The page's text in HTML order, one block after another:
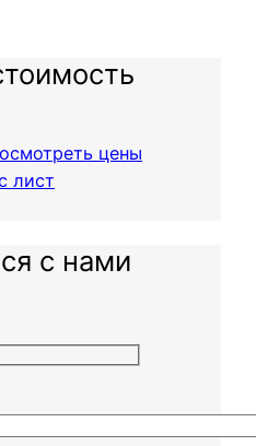
цены
лист
с нами